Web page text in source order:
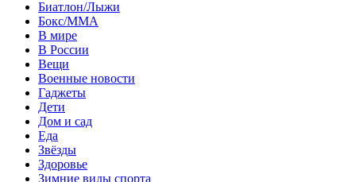
Биатлон/Лыжи
Бокс/MMA
В мире
В России
Вещи
Военные новости
Гаджеты
Дети
Дом и сад
Еда
Звёзды
Здоровье
Зимние виды спорта